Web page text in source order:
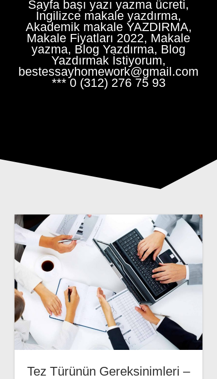
Sayfa başı yazı yazma ücreti,
İngilizce makale yazdırma,
Akademik makale YAZDIRMA,
Makale Fiyatları 2022, Makale
yazma, Blog Yazdırma, Blog
Yazdırmak İstiyorum,
bestessayhomework@gmail.com
*** 0 (312) 276 75 93
Tez Türünün Gereksinimleri –